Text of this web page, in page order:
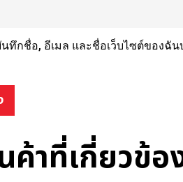
ทึกชื่อ, อีเมล และชื่อเว็บไซต์ของฉั
ค้าที่เกี่ยวข้อ